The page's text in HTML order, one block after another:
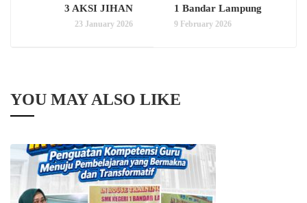
3 AKSI JIHAN
23 January 2026
1 Bandar Lampung
9 February 2026
YOU MAY ALSO LIKE